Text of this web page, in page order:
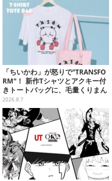
「ちいかわ」が怒りで"TRANSFO
RM"！ 新作Tシャツとアクキー付
きトートバッグに、毛量くりまん
じゅうなど全6アイテムが仲間入
り
2026.8.7